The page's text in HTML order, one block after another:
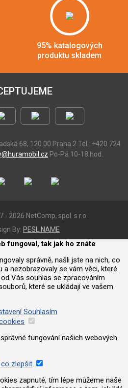
95% katalogových
produktu skladem
68, 120 00 Praha 2 Tel.: +420 724
Po-Pá 10-18 hod.
2026 NetComp, spol. s r.o.
By: PESL.NAME
fungoval, tak jak ho znáte
správně, našli jste na nich, co
nezobrazovaly se vám věci, které
Vás souhlas se zpracováním
které se ukládají ve vašem
Souhlasím
fungování našich webových
zlepšit
zapnuté, tím lépe můžeme naše